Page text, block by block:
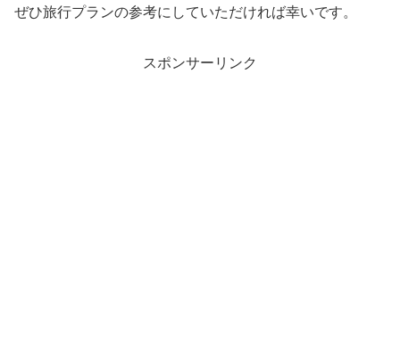
ぜひ旅行プランの参考にしていただければ幸いです。
スポンサーリンク